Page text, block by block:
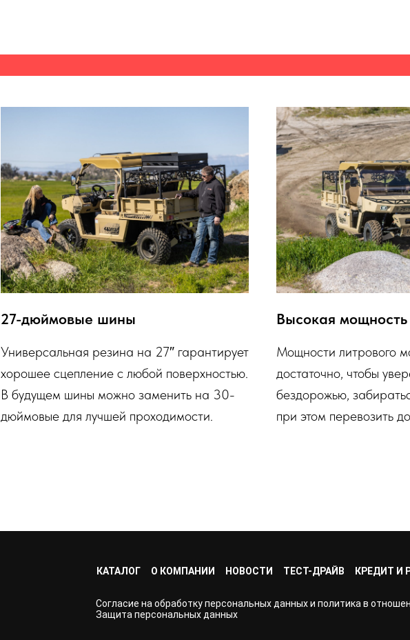
27-дюймовые шины
Универсальная резина на 27″ гарантирует
хорошее сцепление с любой поверхностью.
В будущем шины можно заменить на 30-
дюймовые для лучшей проходимости.
Высокая мощность
Мощности литрового
достаточно, чтобы
бездорожью,
при этом перевозить
КАТАЛОГ О КОМПАНИИ НОВОСТИ ТЕСТ-ДРАЙВ КРЕДИТ И
Согласие на обработку персональных данных и политика в
Защита персональных данных